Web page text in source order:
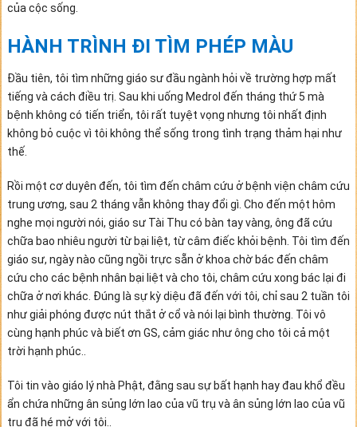
của cộc sống.
HÀNH TRÌNH ĐI TÌM PHÉP MÀU
Đầu tiên, tôi tìm những giáo sư đầu ngành hỏi về trường hợp mất
tiếng và cách điều trị. Sau khi uống Medrol đến tháng thứ 5 mà
bệnh không có tiến triển, tôi rất tuyệt vọng nhưng tôi nhất định
không bỏ cuộc vì tôi không thể sống trong tình trạng thảm hại như
thế.
Rồi một cơ duyên đến, tôi tìm đến châm cứu ở bệnh viện châm cứu
trung ương, sau 2 tháng vẫn không thay đổi gì. Cho đến một hôm
nghe mọi người nói, giáo sư Tài Thu có bàn tay vàng, ông đã cứu
chữa bao nhiêu người từ bại liệt, từ câm điếc khỏi bệnh. Tôi tìm đến
giáo sư, ngày nào cũng ngồi trực sẵn ở khoa chờ bác đến châm
cứu cho các bệnh nhân bại liệt và cho tôi, châm cứu xong bác lại đi
chữa ở nơi khác. Đúng là sự kỳ diệu đã đến với tôi, chỉ sau 2 tuần tôi
như giải phóng được nút thắt ở cổ và nói lại bình thường. Tôi vô
cùng hạnh phúc và biết ơn GS, cảm giác như ông cho tôi cả một
trời hạnh phúc..
Tôi tin vào giáo lý nhà Phật, đằng sau sự bất hạnh hay đau khổ đều
ẩn chứa những ân sủng lớn lao của vũ trụ và ân sủng lớn lao của vũ
trụ đã hé mở với tôi..